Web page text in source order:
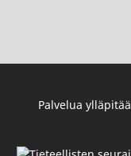
Palvelua ylläpitää